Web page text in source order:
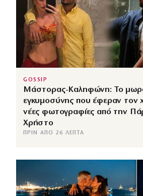
GOSSIP
Μάστορας-Καληφώνη: Το
εγκυμοσύνης που έφεραν τον
νέες φωτογραφίες από την
Χρήστο
ΠΡΙΝ ΑΠΌ 26 ΛΕΠΤΆ